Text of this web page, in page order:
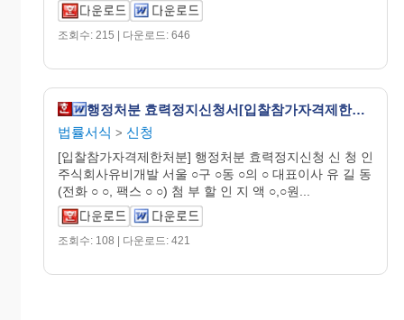
조회수: 215 | 다운로드: 646
행정처분 효력정지신청서[입찰참가자격제한처분]
법률서식 > 신청
[입찰참가자격제한처분] 행정처분 효력정지신청 신 청 인
주식회사유비개발 서울 ○구 ○동 ○의 ○ 대표이사 유 길 동
(전화 ○ ○, 팩스 ○ ○) 첨 부 할 인 지 액 ○,○원...
조회수: 108 | 다운로드: 421